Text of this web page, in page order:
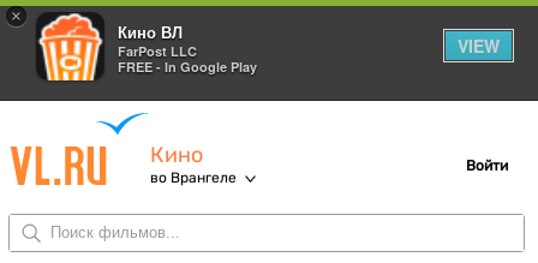
×
Кино ВЛ
FarPost LLC
FREE - In Google Play
VIEW
Кино
во Врангеле
Войти